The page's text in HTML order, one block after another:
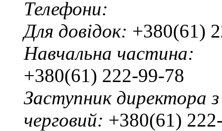
Телефони:
Для довідок: +380(61)
Навчальна частина:
+380(61) 222-99-78
Заступник директора
черговий: +380(61)